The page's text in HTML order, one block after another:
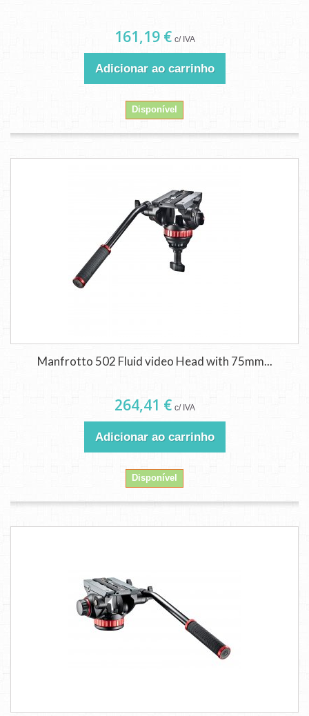
161,19 € c/ IVA
Adicionar ao carrinho
Disponível
Manfrotto 502 Fluid video Head with 75mm...
264,41 € c/ IVA
Adicionar ao carrinho
Disponível